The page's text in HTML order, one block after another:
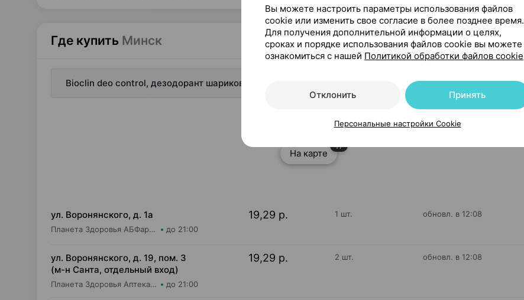
Где купить Минск
Bioclin deo control, дезодорант шариковый, 50 мл ×1, Институт Ганассини Италия
На карте
17
ул. Воронянского, д. 1а
Планета Здоровья АБФармация ИООО Аптека №15 до 21:00
19,29 р. 1 шт. обновл. в 12:08
ул. Воронянского, д. 19, пом. 3
(м-н Санта, отдельный вход)
Планета Здоровья Аптека №28 ООО Аптека №9 до 21:00
19,29 р. 2 шт. обновл. в 12:08
Вы можете настроить параметры использования файлов
cookie или изменить свое согласие в более позднее время.
Для получения дополнительной информации о целях,
сроках и порядке использования файлов cookie вы можете
ознакомиться с нашей Политикой обработки файлов cookie
Отклонить Принять
Персональные настройки Cookie